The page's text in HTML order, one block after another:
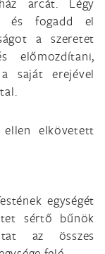
és fogadd el
a szeretet
előmozdítani,
saját erejével
ellen elkövetett
egységét
sértő bűnök
az összes